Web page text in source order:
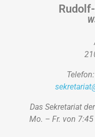
Das Sekretariat
Mo. – Fr. von